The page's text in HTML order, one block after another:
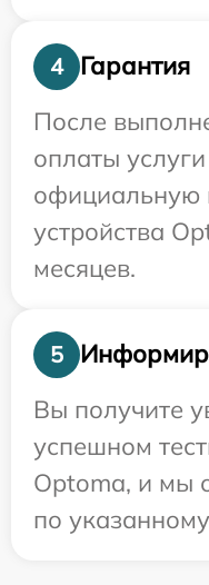
4
Гарантия
После
оплаты
официальную
устройства
месяцев.
5
Вы получите
успешном
Optoma, и мы
по